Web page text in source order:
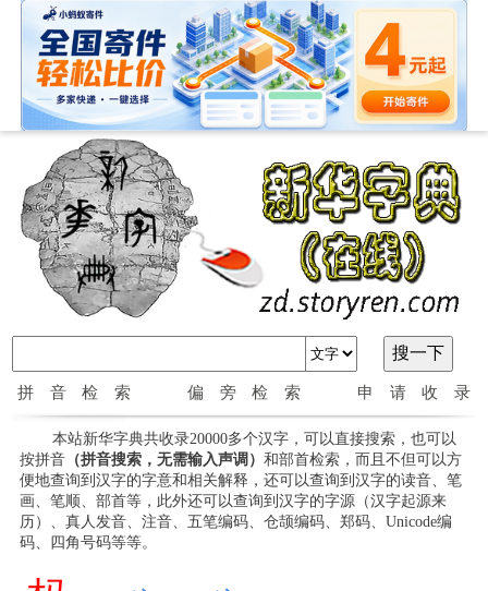
拼音检索 偏旁检索 申请收录
本站新华字典共收录20000多个汉字，可以直接搜索，也可以
按拼音（拼音搜索，无需输入声调） 和部首检索，而且不但可以方
便地查询到汉字的字意和相关解释，还可以查询到汉字的读音、笔
画、笔顺、部首等，此外还可以查询到汉字的字源（汉字起源来
历）、真人发音、注音、五笔编码、仓颉编码、郑码、Unicode编
码、四角号码等等。